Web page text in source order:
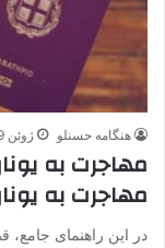
هنگامه حسنلو ژوئن 19, 2024
مهاجرت به
مهاجرت به
در این راهنمای جامع،